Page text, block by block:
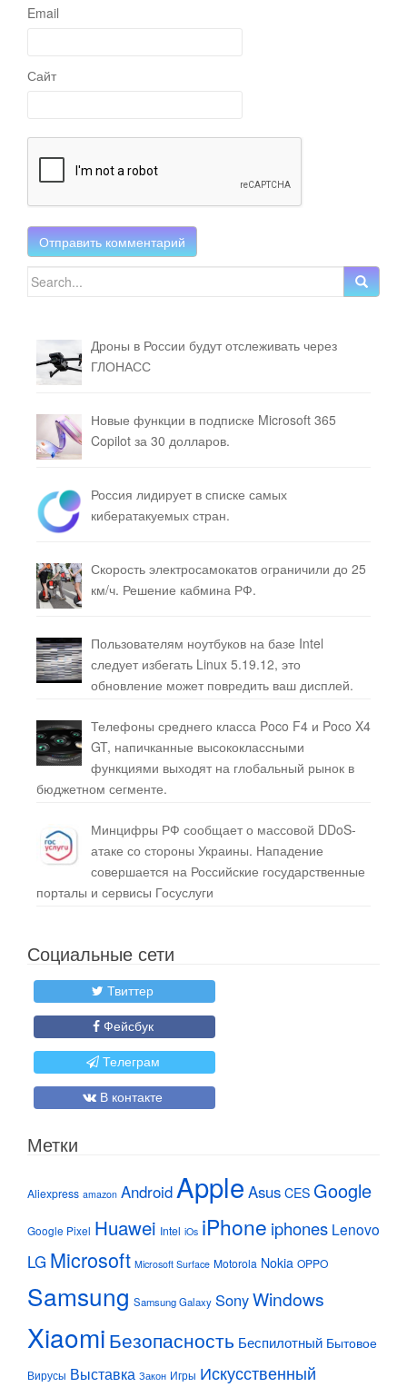
Email
Сайт
Search for:
Дроны в России будут отслеживать через
ГЛОНАСС
Новые функции в подписке Microsoft 365
Copilot за 30 долларов.
Россия лидирует в списке самых
кибератакуемых стран.
Скорость электросамокатов ограничили до 25
км/ч. Решение кабмина РФ.
Пользователям ноутбуков на базе Intel
следует избегать Linux 5.19.12, это
обновление может повредить ваш дисплей.
Телефоны среднего класса Poco F4 и Poco X4
GT, напичканные высококлассными
функциями выходят на глобальный рынок в
бюджетном сегменте.
Минцифры РФ сообщает о массовой DDoS-
атаке со стороны Украины. Нападение
совершается на Российские государственные
порталы и сервисы Госуслуги
Социальные сети
Твиттер
Фейсбук
Телеграм
В контакте
Метки
Aliexpress amazon AndroidApple Asus CES Google
Google Pixel Huawei Intel iOs iPhone iphones Lenovo
LG Microsoft Microsoft Surface Motorola Nokia OPPO
Samsung Samsung Galaxy SonyWindows
Xiaomi Безопасность Беспилотный Бытовое
Вирусы Выставка Закон Игры Искусственный